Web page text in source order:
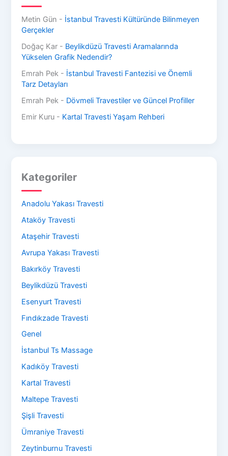
Metin Gün - İstanbul Travesti Kültüründe Bilinmeyen
Gerçekler
Doğaç Kar - Beylikdüzü Travesti Aramalarında
Yükselen Grafik Nedendir?
Emrah Pek - İstanbul Travesti Fantezisi ve Önemli
Tarz Detayları
Emrah Pek - Dövmeli Travestiler ve Güncel Profiller
Emir Kuru - Kartal Travesti Yaşam Rehberi
Kategoriler
Anadolu Yakası Travesti
Ataköy Travesti
Ataşehir Travesti
Avrupa Yakası Travesti
Bakırköy Travesti
Beylikdüzü Travesti
Esenyurt Travesti
Fındıkzade Travesti
Genel
İstanbul Ts Massage
Kadıköy Travesti
Kartal Travesti
Maltepe Travesti
Şişli Travesti
Ümraniye Travesti
Zeytinburnu Travesti